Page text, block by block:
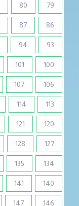
79
80
86
87
93
94
100
101
106
107
113
114
120
121
127
128
134
135
140
141
146
147